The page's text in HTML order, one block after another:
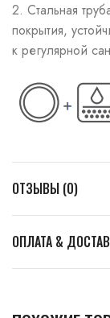
2. Стальная
покрытия,
к регулярной
ОТЗЫВЫ (0)
ОПЛАТА &